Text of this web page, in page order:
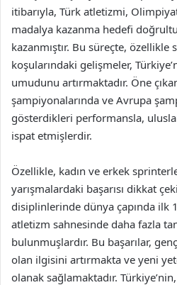
itibarıyla, Türk atletizmi,
madalya kazanma hedefi
kazanmıştır. Bu süreçte,
koşularındaki gelişmeler,
umudunu artırmaktadır. Öne
şampiyonalarında ve Avrupa
gösterdikleri performansla,
ispat etmişlerdir.
Özellikle, kadın ve erkek
yarışmalardaki başarısı dikkat
disiplinlerinde dünya çapında ilk
atletizm sahnesinde daha fazla
bulunmuşlardır. Bu başarılar,
olan ilgisini artırmakta ve yeni
olanak sağlamaktadır.